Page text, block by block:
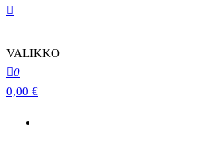
VALIKKO
0
0,00 €